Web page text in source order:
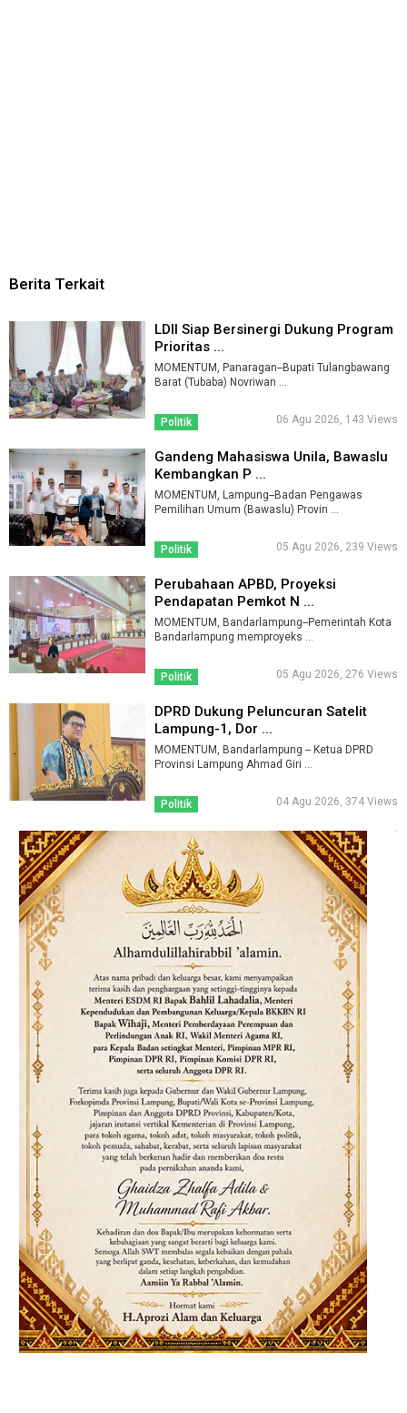
Berita Terkait
LDII Siap Bersinergi Dukung Program
Prioritas ...
MOMENTUM, Panaragan--Bupati Tulangbawang
Barat (Tubaba) Novriwan ...
Politik 06 Agu 2026, 143 Views
Gandeng Mahasiswa Unila, Bawaslu
Kembangkan P ...
MOMENTUM, Lampung--Badan Pengawas
Pemilihan Umum (Bawaslu) Provin ...
Politik 05 Agu 2026, 239 Views
Perubahaan APBD, Proyeksi
Pendapatan Pemkot N ...
MOMENTUM, Bandarlampung--Pemerintah Kota
Bandarlampung memproyeks ...
Politik 05 Agu 2026, 276 Views
DPRD Dukung Peluncuran Satelit
Lampung-1, Dor ...
MOMENTUM, Bandarlampung -- Ketua DPRD
Provinsi Lampung Ahmad Giri ...
Politik 04 Agu 2026, 374 Views